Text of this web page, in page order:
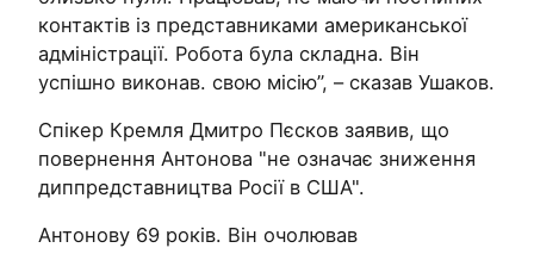
контактів із представниками американської
адміністрації. Робота була складна. Він
успішно виконав. свою місію”, – сказав Ушаков.
Спікер Кремля Дмитро Пєсков заявив, що
повернення Антонова "не означає зниження
диппредставництва Росії в США".
Антонову 69 років. Він очолював